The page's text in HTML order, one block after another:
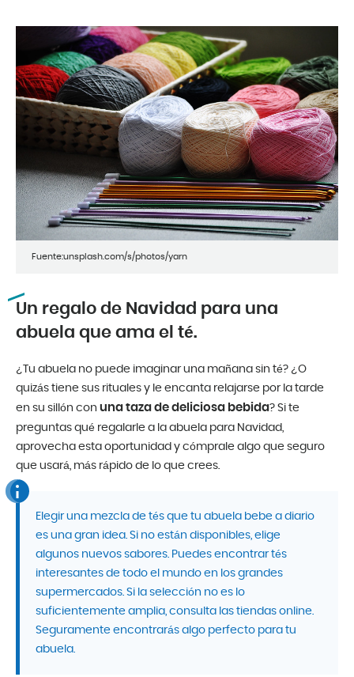
Fuente:unsplash.com/s/photos/yarn
Un regalo de Navidad para una
abuela que ama el té.
¿Tu abuela no puede imaginar una mañana sin té? ¿O
quizás tiene sus rituales y le encanta relajarse por la tarde
en su sillón con una taza de deliciosa bebida? Si te
preguntas qué regalarle a la abuela para Navidad,
aprovecha esta oportunidad y cómprale algo que seguro
que usará, más rápido de lo que crees.
Elegir una mezcla de tés que tu abuela bebe a diario
es una gran idea. Si no están disponibles, elige
algunos nuevos sabores. Puedes encontrar tés
interesantes de todo el mundo en los grandes
supermercados. Si la selección no es lo
suficientemente amplia, consulta las tiendas online.
Seguramente encontrarás algo perfecto para tu
abuela.